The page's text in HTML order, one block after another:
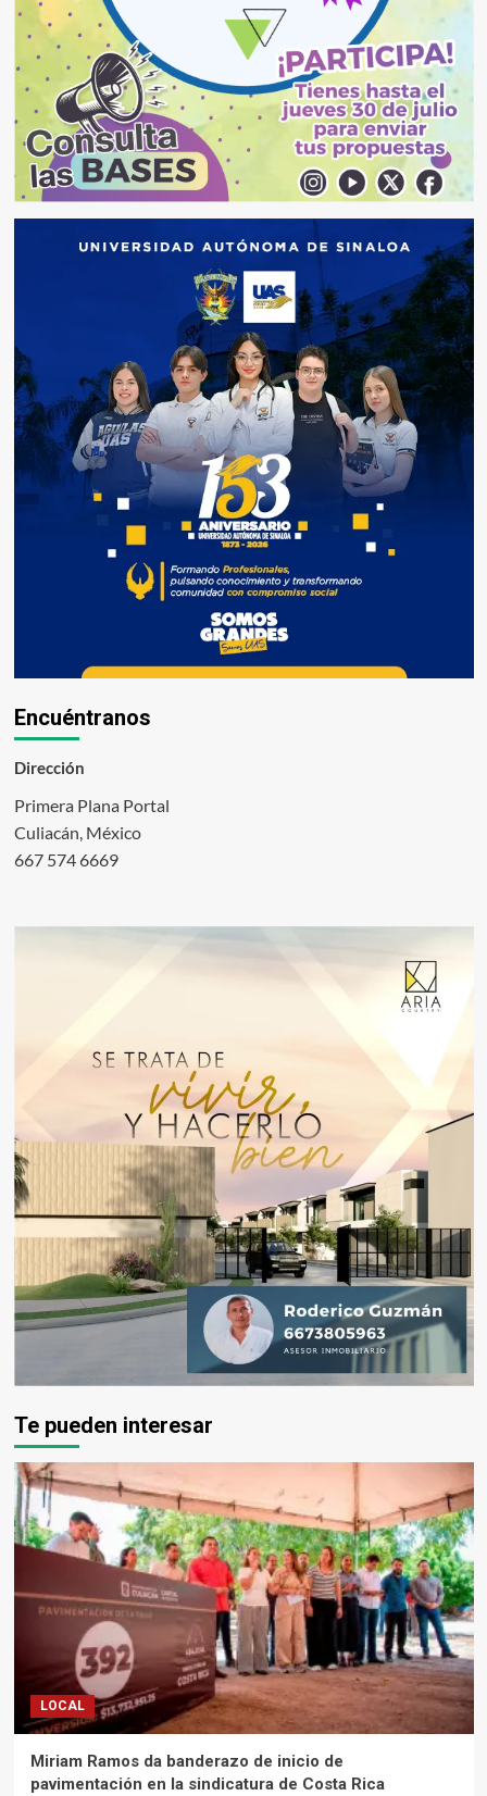
Encuéntranos
Dirección
Primera Plana Portal
Culiacán, México
667 574 6669
Te pueden interesar
LOCAL
Miriam Ramos da banderazo de inicio de
pavimentación en la sindicatura de Costa Rica